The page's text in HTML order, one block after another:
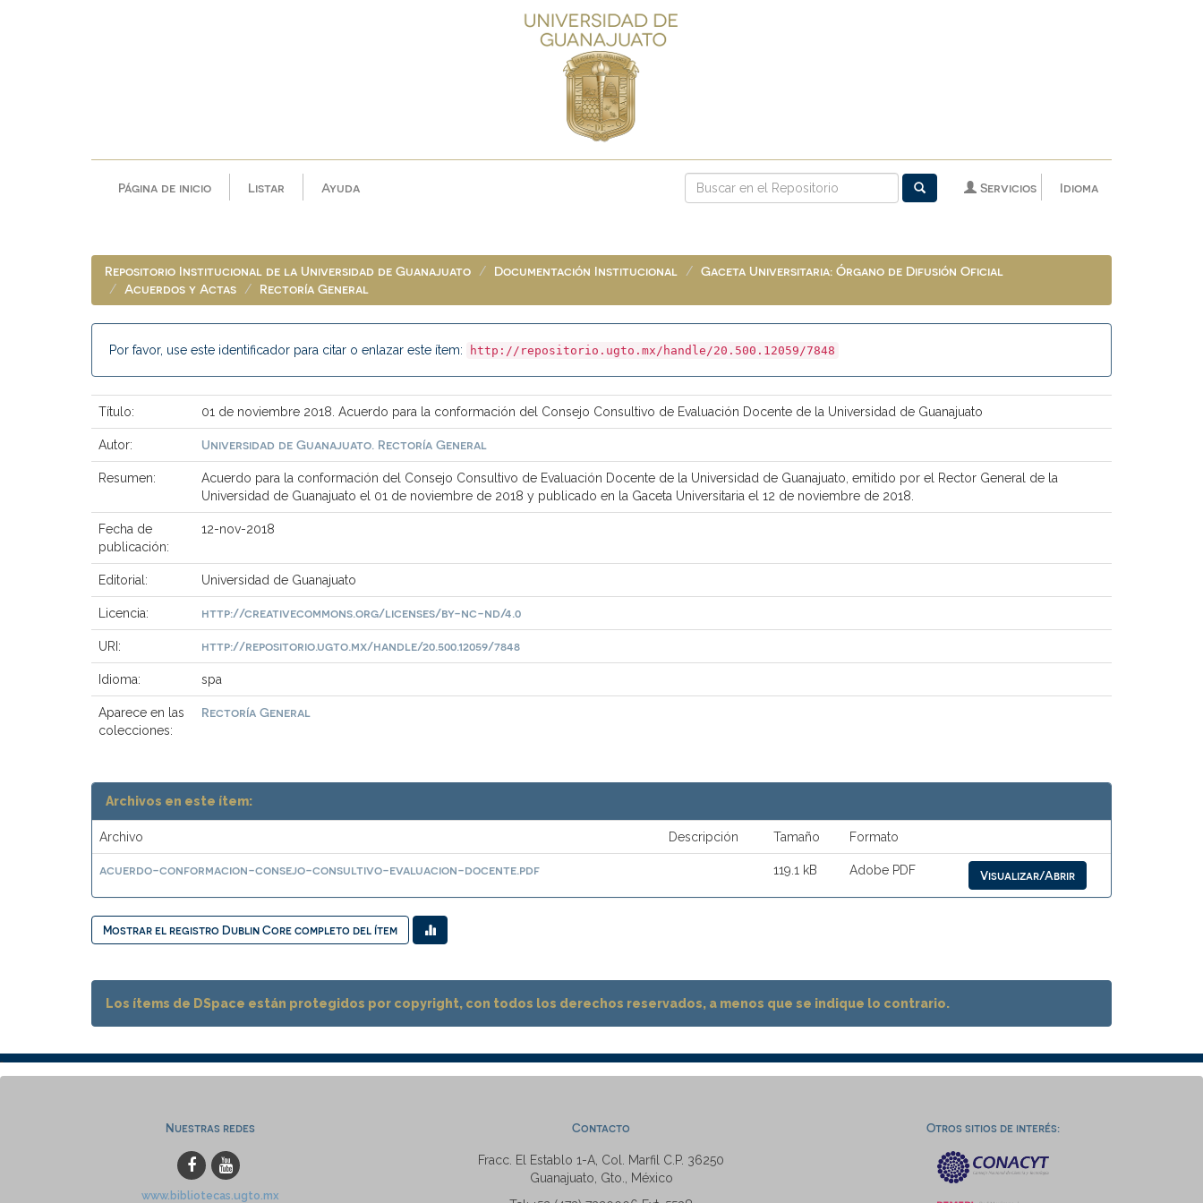
Página de inicio Listar Ayuda Idioma
Servicios
Repositorio Institucional de la Universidad de Guanajuato Documentación Institucional
Gaceta Universitaria: Órgano de Difusión Oficial
Acuerdos y Actas
Rectoría General
Por favor, use este identificador para citar o enlazar este ítem: http://repositorio.ugto.mx/handle/20.500.12059/7848
Título: 01 de noviembre 2018. Acuerdo para la conformación del Consejo Consultivo de Evaluación Docente de la Universidad de Guanajuato
Autor: Universidad de Guanajuato. Rectoría General
Resumen:
Acuerdo para la conformación del Consejo Consultivo de Evaluación Docente de la Universidad de Guanajuato, emitido por el Rector General de la
Universidad de Guanajuato el 01 de noviembre de 2018 y publicado en la Gaceta Universitaria el 12 de noviembre de 2018.
Fecha de
publicación:
12-nov-2018
Editorial: Universidad de Guanajuato
Licencia: http://creativecommons.org/licenses/by-nc-nd/4.0
URI: http://repositorio.ugto.mx/handle/20.500.12059/7848
Idioma: spa
Aparece en las
colecciones:
Rectoría General
Archivos en este ítem:
Archivo Descripción Tamaño Formato
acuerdo-conformacion-consejo-consultivo-evaluacion-docente.pdf 119.1 kB Adobe PDF Visualizar/Abrir
Mostrar el registro Dublin Core completo del ítem
Los ítems de DSpace están protegidos por copyright, con todos los derechos reservados, a menos que se indique lo contrario.
Nuestras redes
www.bibliotecas.ugto.mx
Contacto
Fracc. El Establo 1-A, Col. Marfil C.P. 36250
Guanajuato, Gto., México
Otros sitios de interés: